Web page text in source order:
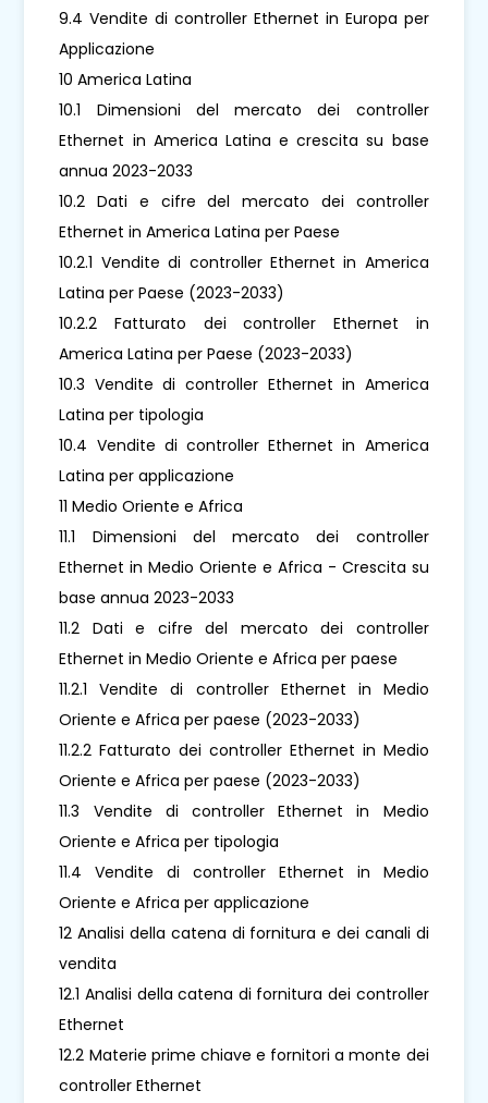
9.4 Vendite di controller Ethernet in Europa per
Applicazione
10 America Latina
10.1 Dimensioni del mercato dei controller
Ethernet in America Latina e crescita su base
annua 2023-2033
10.2 Dati e cifre del mercato dei controller
Ethernet in America Latina per Paese
10.2.1 Vendite di controller Ethernet in America
Latina per Paese (2023-2033)
10.2.2 Fatturato dei controller Ethernet in
America Latina per Paese (2023-2033)
10.3 Vendite di controller Ethernet in America
Latina per tipologia
10.4 Vendite di controller Ethernet in America
Latina per applicazione
11 Medio Oriente e Africa
11.1 Dimensioni del mercato dei controller
Ethernet in Medio Oriente e Africa - Crescita su
base annua 2023-2033
11.2 Dati e cifre del mercato dei controller
Ethernet in Medio Oriente e Africa per paese
11.2.1 Vendite di controller Ethernet in Medio
Oriente e Africa per paese (2023-2033)
11.2.2 Fatturato dei controller Ethernet in Medio
Oriente e Africa per paese (2023-2033)
11.3 Vendite di controller Ethernet in Medio
Oriente e Africa per tipologia
11.4 Vendite di controller Ethernet in Medio
Oriente e Africa per applicazione
12 Analisi della catena di fornitura e dei canali di
vendita
12.1 Analisi della catena di fornitura dei controller
Ethernet
12.2 Materie prime chiave e fornitori a monte dei
controller Ethernet